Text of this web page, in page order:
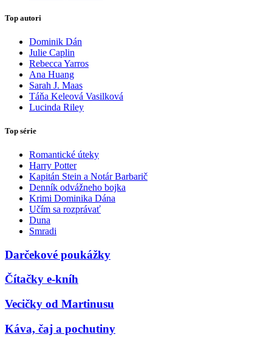
Top autori
Dominik Dán
Julie Caplin
Rebecca Yarros
Ana Huang
Sarah J. Maas
Táňa Keleová Vasilková
Lucinda Riley
Top série
Romantické úteky
Harry Potter
Kapitán Stein a Notár Barbarič
Denník odvážneho bojka
Krimi Dominika Dána
Učím sa rozprávať
Duna
Smradi
Darčekové poukážky
Čítačky e-kníh
Vecičky od Martinusu
Káva, čaj a pochutiny